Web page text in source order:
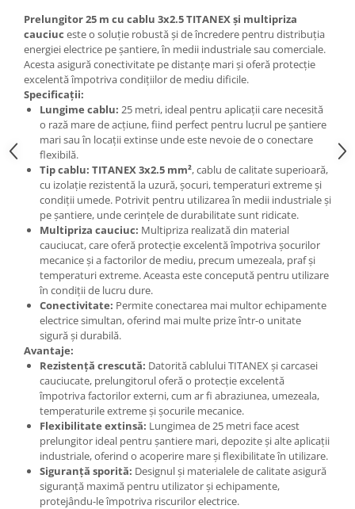
Prelungitor 25 m cu cablu 3x2.5 TITANEX și multipriza
cauciuc este o soluție robustă și de încredere pentru distribuția
energiei electrice pe șantiere, în medii industriale sau comerciale.
Acesta asigură conectivitate pe distanțe mari și oferă protecție
excelentă împotriva condițiilor de mediu dificile.
Specificații:
Lungime cablu: 25 metri, ideal pentru aplicații care necesită
o rază mare de acțiune, fiind perfect pentru lucrul pe șantiere
mari sau în locații extinse unde este nevoie de o conectare
flexibilă.
Tip cablu: TITANEX 3x2.5 mm², cablu de calitate superioară,
cu izolație rezistentă la uzură, șocuri, temperaturi extreme și
condiții umede. Potrivit pentru utilizarea în medii industriale și
pe șantiere, unde cerințele de durabilitate sunt ridicate.
Multipriza cauciuc: Multipriza realizată din material
cauciucat, care oferă protecție excelentă împotriva șocurilor
mecanice și a factorilor de mediu, precum umezeala, praf și
temperaturi extreme. Aceasta este concepută pentru utilizare
în condiții de lucru dure.
Conectivitate: Permite conectarea mai multor echipamente
electrice simultan, oferind mai multe prize într-o unitate
sigură și durabilă.
Avantaje:
Rezistență crescută: Datorită cablului TITANEX și carcasei
cauciucate, prelungitorul oferă o protecție excelentă
împotriva factorilor externi, cum ar fi abraziunea, umezeala,
temperaturile extreme și șocurile mecanice.
Flexibilitate extinsă: Lungimea de 25 metri face acest
prelungitor ideal pentru șantiere mari, depozite și alte aplicații
industriale, oferind o acoperire mare și flexibilitate în utilizare.
Siguranță sporită: Designul și materialele de calitate asigură
siguranță maximă pentru utilizator și echipamente,
protejându-le împotriva riscurilor electrice.